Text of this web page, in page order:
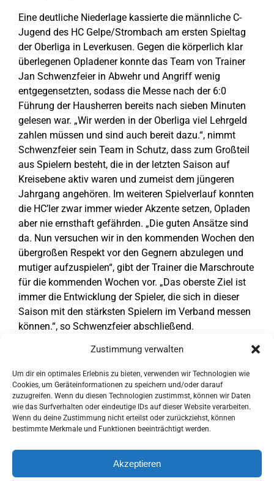
Zustimmung verwalten
Um dir ein optimales Erlebnis zu bieten, verwenden wir Technologien wie
Cookies, um Geräteinformationen zu speichern und/oder darauf
zuzugreifen. Wenn du diesen Technologien zustimmst, können wir Daten
wie das Surfverhalten oder eindeutige IDs auf dieser Website verarbeiten.
Wenn du deine Zustimmung nicht erteilst oder zurückziehst, können
bestimmte Merkmale und Funktionen beeinträchtigt werden.
Akzeptieren
Eine deutliche Niederlage kassierte die männliche C-
Jugend des HC Gelpe/Strombach am ersten Spieltag
der Oberliga in Leverkusen. Gegen die körperlich klar
überlegenen Opladener konnte das Team von Trainer
Jan Schwenzfeier in Abwehr und Angriff wenig
entgegensetzten, sodass die Messe nach der 6:0
Führung der Hausherren bereits nach sieben Minuten
gelesen war. „Wir werden in der Oberliga viel Lehrgeld
zahlen müssen und sind auch bereit dazu.“, nimmt
Schwenzfeier sein Team in Schutz, dass zum Großteil
aus Spielern besteht, die in der letzten Saison auf
Kreisebene aktiv waren und zumeist dem jüngeren
Jahrgang angehören. Im weiteren Spielverlauf konnten
die HC’ler zwar immer wieder Akzente setzen, Opladen
aber nie ernsthaft gefährden. „Die guten Ansätze sind
da. Nun versuchen wir in den kommenden Wochen den
übergroßen Respekt vor den Gegnern abzulegen und
mutiger aufzuspielen“, gibt der Trainer die Marschroute
für die kommenden Wochen vor. „Das oberste Ziel ist
immer die Entwicklung der Spieler, die sich in dieser
Saison mit den stärksten Spielern im Verband messen
können.“, so Schwenzfeier abschließend.
HCGS: Paul Heiber (5 Paraden), Jonas Pattberg (1
Parade), Marc Bürstinghaus (7 Paraden); Mats
Neuhoff (6 Tore), Moritz Klose (4), Vincent Rinker (3),
Mika Brand, Jerome Haupt, Tacio Roth (je 2), Yannic
Härtel (1)